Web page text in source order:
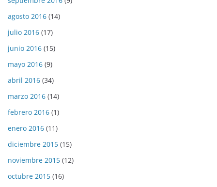
agosto 2016 (14)
julio 2016 (17)
junio 2016 (15)
mayo 2016 (9)
abril 2016 (34)
marzo 2016 (14)
febrero 2016 (1)
enero 2016 (11)
diciembre 2015 (15)
noviembre 2015 (12)
octubre 2015 (16)